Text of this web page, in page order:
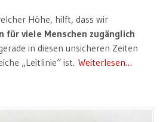
Höhe, hilft, dass wir
für viele Menschen zugänglich
in diesen unsicheren Zeiten
„Leitlinie“ ist. Weiterlesen…